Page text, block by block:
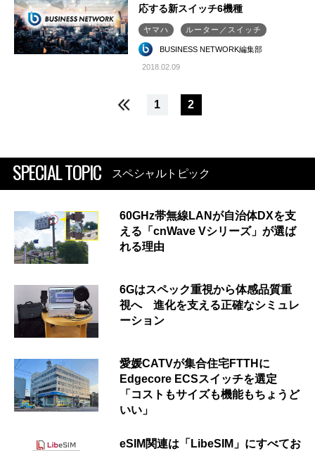
応する新スイッチ6機種
ヤマハ ルーター／スイッチ
BUSINESS NETWORK編集部
2018.02.09
1 2
SPECIAL TOPIC スペシャルトピック
60GHz帯無線LANが自治体DXを支
える「cnWave Vシリーズ」が選ば
れる理由
6Gはスペック重視から体感品質重
視へ 進化を支える正確なシミュレ
ーション
愛媛CATVが集合住宅FTTHに
Edgecore ECSスイッチを選定
「コストもサイズも機能もちょうど
いい」
eSIM関連は「LibeSIM」にすべてお